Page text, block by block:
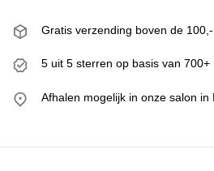
Gratis verzending boven de 100,-
5 uit 5 sterren op basis van 700+
Afhalen mogelijk in onze salon in